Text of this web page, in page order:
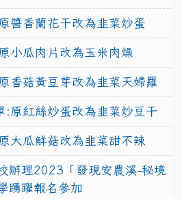
醬香蘭花干改為韭菜炒蛋
小瓜肉片改為玉米肉燥
香菇黃豆芽改為韭菜天婦羅
原紅絲炒蛋改為韭菜炒豆干
大瓜鮮菇改為韭菜甜不辣
辦理2023「發現安農溪-秘境
踴躍報名參加